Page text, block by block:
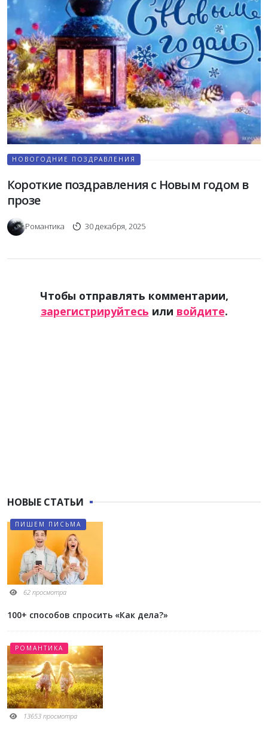
НОВОГОДНИЕ ПОЗДРАВЛЕНИЯ
Короткие поздравления с Новым годом в
прозе
Романтика 30 декабря, 2025
Чтобы отправлять комментарии,
зарегистрируйтесь или войдите.
НОВЫЕ СТАТЬИ
ПИШЕМ ПИСЬМА
62 просмотра
100+ способов спросить «Как дела?»
РОМАНТИКА
13653 просмотра